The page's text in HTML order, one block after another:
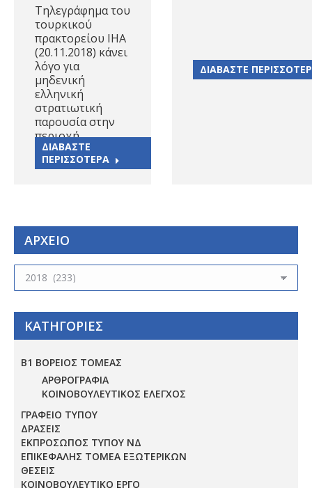
Τηλεγράφημα του
τουρκικού
πρακτορείου ΙΗΑ
(20.11.2018) κάνει
λόγο για
μηδενική
ελληνική
στρατιωτική
παρουσία στην
περιοχή…
ΔΙΑΒΑΣΤΕ
ΠΕΡΙΣΣΟΤΕΡΑ
ΔΙΑΒΑΣΤΕ
ΑΡΧΕΙΟ
ΑΡΧΕΙΟ
ΚΑΤΗΓΟΡΙΕΣ
Β1 ΒΟΡΕΙΟΣ ΤΟΜΕΑΣ
ΑΡΘΡΟΓΡΑΦΙΑ
ΚΟΙΝΟΒΟΥΛΕΥΤΙΚΟΣ ΕΛΕΓΧΟΣ
ΓΡΑΦΕΙΟ ΤΥΠΟΥ
ΔΡΑΣΕΙΣ
ΕΚΠΡΟΣΩΠΟΣ ΤΥΠΟΥ ΝΔ
ΕΠΙΚΕΦΑΛΗΣ ΤΟΜΕΑ ΕΞΩΤΕΡΙΚΩΝ
ΘΕΣΕΙΣ
ΚΟΙΝΟΒΟΥΛΕΥΤΙΚΟ ΕΡΓΟ